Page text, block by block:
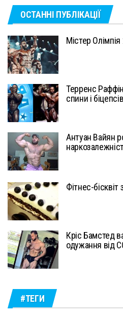
ОСТАННІ ПУБЛІКАЦІЇ
Містер
Терренс
спини і біцепсів
Антуан Вайян
Фітнес-
Кріс Бамстед
одужання від
#ТЕГИ